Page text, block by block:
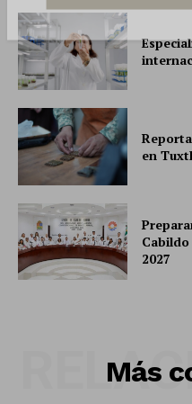
Contacto
Política de privacidad
Políticas del Sitio
Mi cuenta
en
2027
Más